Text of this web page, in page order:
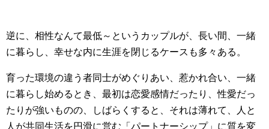
逆に、相性なんて最低～というカップルが、長い間、一緒
に暮らし、幸せな内に生涯を閉じるケースも多々ある。
育った環境の違う者同士がめぐりあい、惹かれ合い、一緒
に暮らし始めるとき、最初は恋愛感情だったり、性愛だっ
たりが強いものの、しばらくすると、それは薄れて、人と
人が共同生活を円滑に営む「パートナーシップ」に質を変